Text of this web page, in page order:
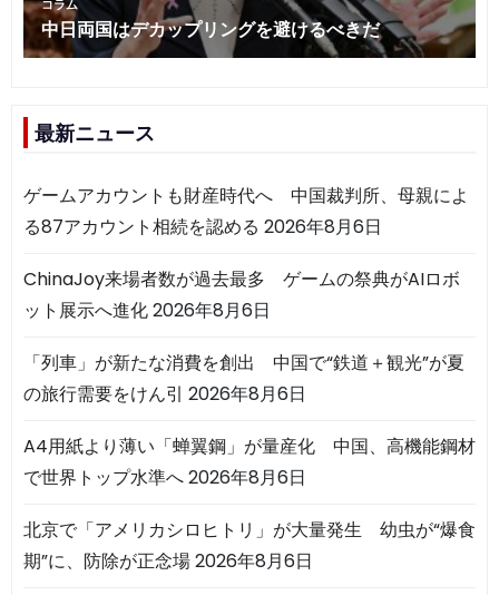
最新ニュース
ゲームアカウントも財産時代へ 中国裁判所、母親によ
る87アカウント相続を認める 2026年8月6日
ChinaJoy来場者数が過去最多 ゲームの祭典がAIロボ
ット展示へ進化2026年8月6日
「列車」が新たな消費を創出 中国で“鉄道＋観光”が夏
の旅行需要をけん引 2026年8月6日
A4用紙より薄い「蝉翼鋼」が量産化 中国、高機能鋼材
で世界トップ水準へ2026年8月6日
北京で「アメリカシロヒトリ」が大量発生 幼虫が“爆食
期”に、防除が正念場2026年8月6日